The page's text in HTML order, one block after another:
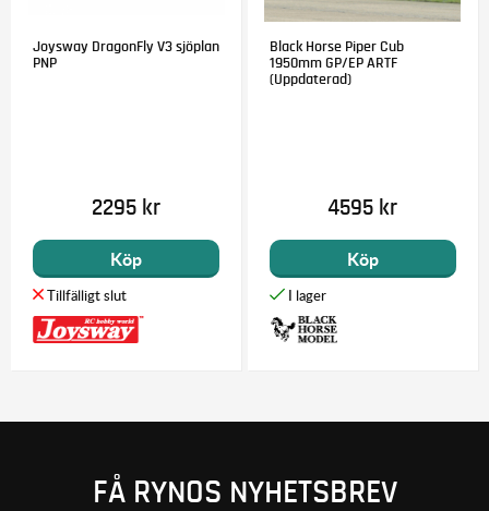
Joysway DragonFly V3 sjöplan
PNP
2295 kr
Köp
Black Horse Piper Cub
1950mm GP/EP ARTF
(Uppdaterad)
4595 kr
Köp
FÅ RYNOS NYHETSBREV